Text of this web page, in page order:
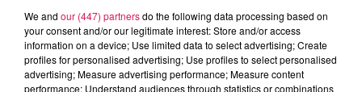
Canal fm
Geoffrey Deloux
We and our (447) partnersdo the following data processing based on
your consent and/or our legitimate interest: Store and/or access
information on a device; Use limited data to select advertising; Create
profiles for personalised advertising; Use profiles to select personalised
advertising; Measure advertising performance; Measure content
performance; Understand audiences through statistics or combinations